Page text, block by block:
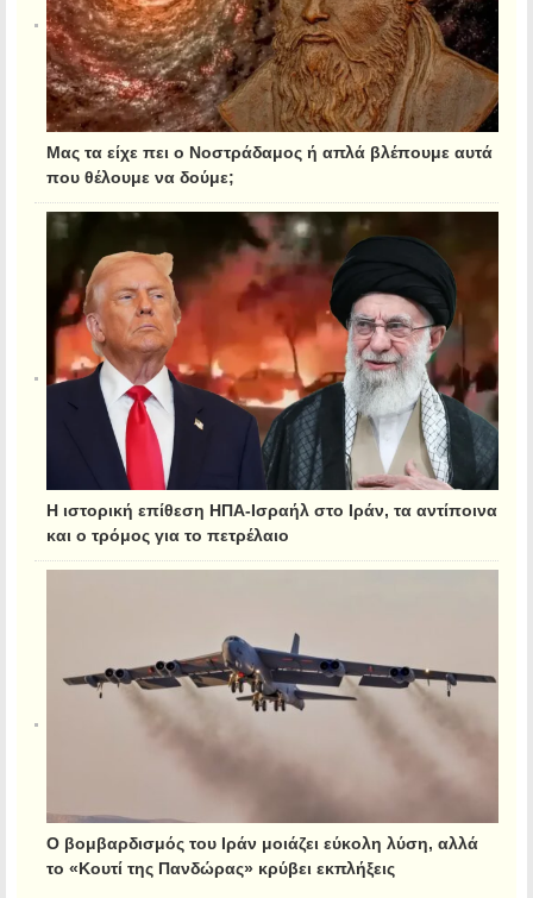
Μας τα είχε πει ο Νοστράδαμος ή απλά βλέπουμε αυτά
που θέλουμε να δούμε;
Η ιστορική επίθεση ΗΠΑ-Ισραήλ στο Ιράν, τα αντίποινα
και ο τρόμος για το πετρέλαιο
Ο βομβαρδισμός του Ιράν μοιάζει εύκολη λύση, αλλά
το «Κουτί της Πανδώρας» κρύβει εκπλήξεις